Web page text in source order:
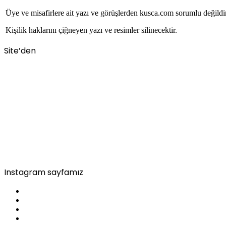
Üye ve misafirlere ait yazı ve görüşlerden kusca.com sorumlu
Kişilik haklarını çiğneyen yazı ve resimler silinecektir.
Site’den
Instagram sayfamız